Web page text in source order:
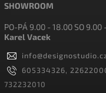
SHOWROOM
PO-PÁ 9.00 - 18.00 SO 9.00
Karel Vacek
info@
605334326,
732232010